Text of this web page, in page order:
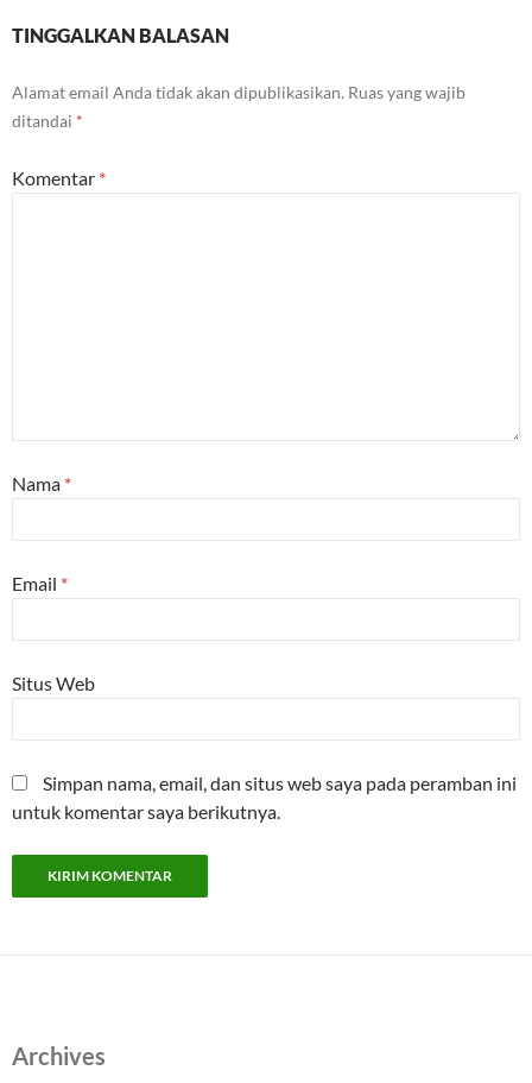
TINGGALKAN BALASAN
Alamat email Anda tidak akan dipublikasikan. Ruas yang wajib
ditandai *
Komentar *
Nama *
Email *
Situs Web
Simpan nama, email, dan situs web saya pada peramban ini
untuk komentar saya berikutnya.
Archives